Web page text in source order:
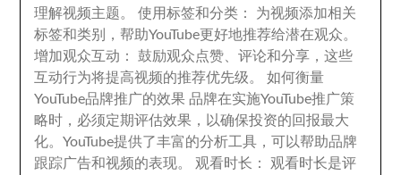
理解视频主题。使用标签和分类 ： 为视频添加相关
标签和类别
，帮助YouTube更好地推荐给潜在观众。
增加观众互动 ：鼓励观众点赞 、评论和分享 ，这些
互动行为将提高视频的推荐优先级。如何衡量
YouTube品牌推广的效果 品牌在实施YouTube推广策
略时 ， 必须定期评估效果 ，
以确保投资的回报最大
化。YouTube提供了丰富的分析工具 ， 可以帮助品牌
跟踪广告和视频的表现。 观看时长 ： 观看时长是评